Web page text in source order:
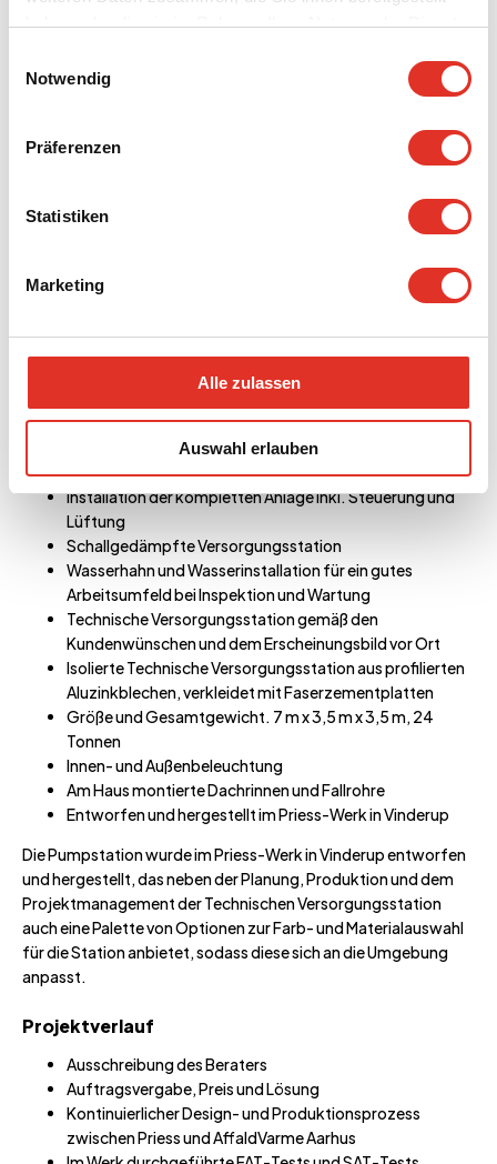
haben oder die sie im Rahmen Ihrer Nutzung der Dienste
Notwendig
Präferenzen
Statistiken
Marketing
Alle zulassen
Auswahl erlauben
etwa die Bauleitung, die Belästigung für die Bürger und so
weiter“, sagt Ole Madsen, Priess. Er fasst zusammen:
„Es war ein guter Prozess, bei dem alle mit der Lösung zufrieden
waren und dank dem die Bewohner in Zukunft in der kalten
Errichtung einer neuen Pumpstation im Zusammenhang mit
dem Ausbau des Fernwärmenetzes in Risskov.
Lösung
Vorgefertigte Technische Versorgungsstation von Priess als
Plug-and-Play
Vorfertigung von Rohren und Komponenten
Konstruktionsabnahme des Rohrdesigns und der
Technischen Versorgungsstation
Installation der kompletten Anlage inkl. Steuerung und
Lüftung
Schallgedämpfte Versorgungsstation
Wasserhahn und Wasserinstallation für ein gutes
Arbeitsumfeld bei Inspektion und Wartung
Technische Versorgungsstation gemäß den
Kundenwünschen und dem Erscheinungsbild vor Ort
Isolierte Technische Versorgungsstation aus profilierten
Aluzinkblechen, verkleidet mit Faserzementplatten
Größe und Gesamtgewicht. 7 m x 3,5 m x 3,5 m, 24
Tonnen
Innen- und Außenbeleuchtung
Am Haus montierte Dachrinnen und Fallrohre
Entworfen und hergestellt im Priess-Werk in Vinderup
Die Pumpstation wurde im Priess-Werk in Vinderup entworfen
und hergestellt, das neben der Planung, Produktion und dem
Projektmanagement der Technischen Versorgungsstation
auch eine Palette von Optionen zur Farb- und Materialauswahl
für die Station anbietet, sodass diese sich an die Umgebung
anpasst.
Projektverlauf
Ausschreibung des Beraters
Auftragsvergabe, Preis und Lösung
Kontinuierlicher Design- und Produktionsprozess
zwischen Priess und AffaldVarme Aarhus